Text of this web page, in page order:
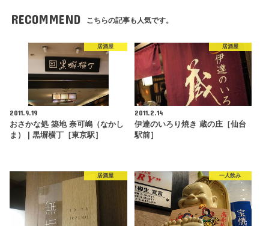
RECOMMEND こちらの記事も人気です。
居酒屋
2011.9.19
おさかな処 築地 奈可嶋（なかし
ま） | 黒塀横丁［東京駅］
居酒屋
2011.2.14
伊達のいろり焼き 蔵の庄［仙台
駅前］
居酒屋 一人飲み